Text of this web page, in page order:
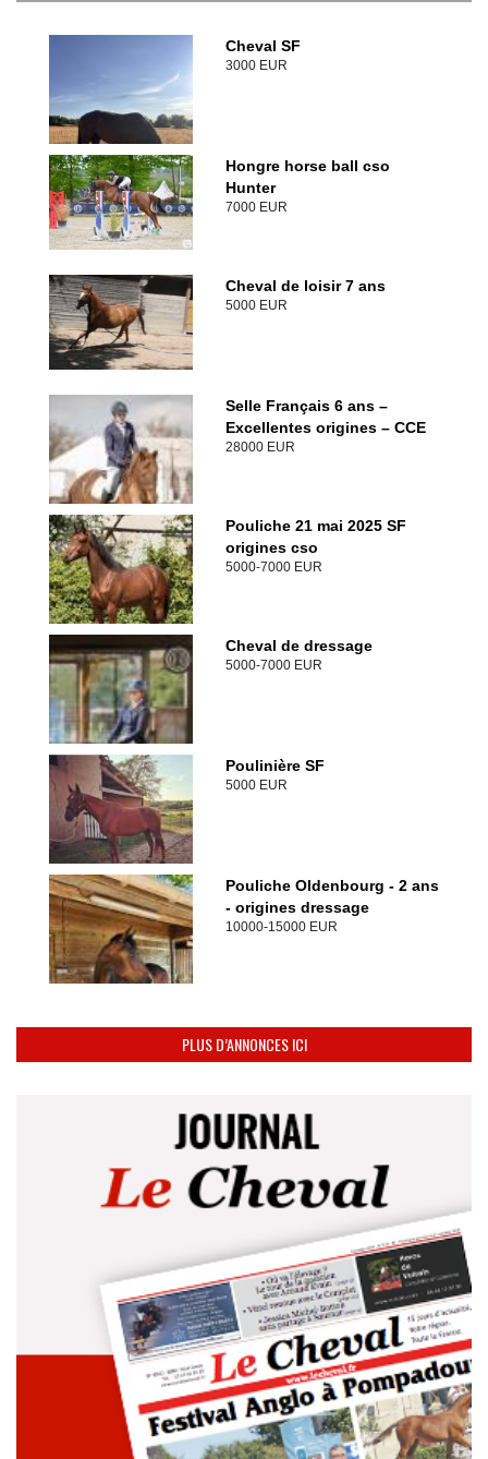
Cheval SF
3000 EUR
Hongre horse ball cso
Hunter
7000 EUR
Cheval de loisir 7 ans
5000 EUR
Selle Français 6 ans –
Excellentes origines – CCE
28000 EUR
Pouliche 21 mai 2025 SF
origines cso
5000-7000 EUR
Cheval de dressage
5000-7000 EUR
Poulinière SF
5000 EUR
Pouliche Oldenbourg - 2 ans
- origines dressage
10000-15000 EUR
PLUS D’ANNONCES ICI